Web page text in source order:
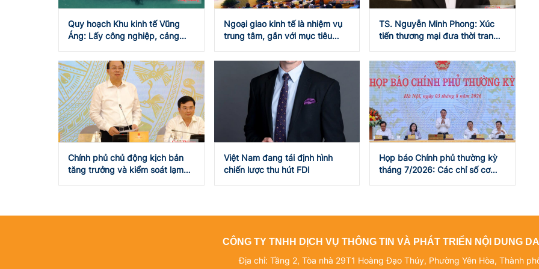
Quy hoạch Khu kinh tế Vũng
Áng: Lấy công nghiệp, cảng
Ngoại giao kinh tế là nhiệm vụ
trung tâm, gắn với mục tiêu
TS. Nguyễn Minh Phong: Xúc
tiến thương mại đưa thời trang
Chính phủ chủ động kịch bản
tăng trưởng và kiểm soát lạm
Việt Nam đang tái định hình
chiến lược thu hút FDI
Họp báo Chính phủ thường kỳ
tháng 7/2026: Các chỉ số cơ
CÔNG TY TNHH DỊCH VỤ THÔNG TIN VÀ PHÁT TRIỂN NỘI DUNG
Địa chỉ: Tầng 2, Tòa nhà 29T1 Hoàng Đạo Thúy, Phường Yên Hòa, Thành